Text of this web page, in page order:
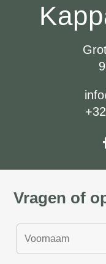
Vragen of